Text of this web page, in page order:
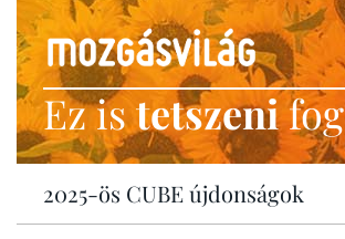
Ez istetszenifog
2025-ös CUBE újdonságok